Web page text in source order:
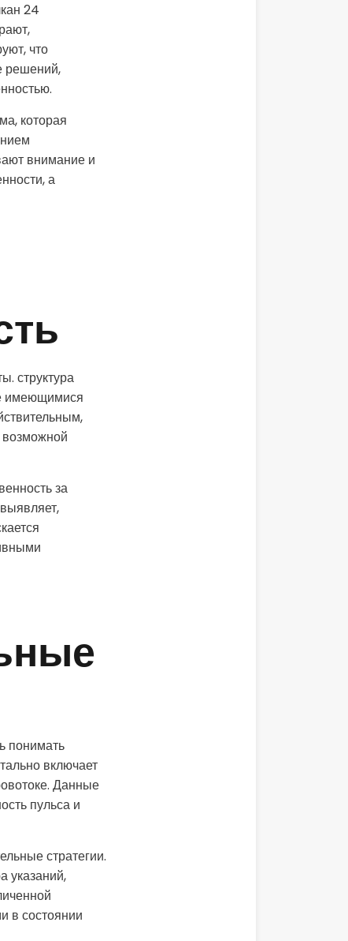
24
что
решений,
которая
внимание и
а
структура
имеющимися
возможной
за
понимать
включает
Данные
пульса и
стратегии.
указаний,
в состоянии